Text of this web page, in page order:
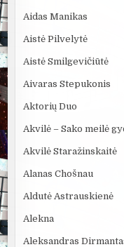
Aidas Manikas
Aistė Pilvelytė
Aistė Smilgevičiūtė
Aivaras Stepukonis
Aktorių Duo
Akvilė – Sako meilė
Akvilė Staražinskaitė
Alanas Chošnau
Aldutė Astrauskienė
Alekna
Aleksandras